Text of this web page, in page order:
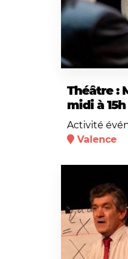
Théâtre :
midi à 15h
Activité
Valence